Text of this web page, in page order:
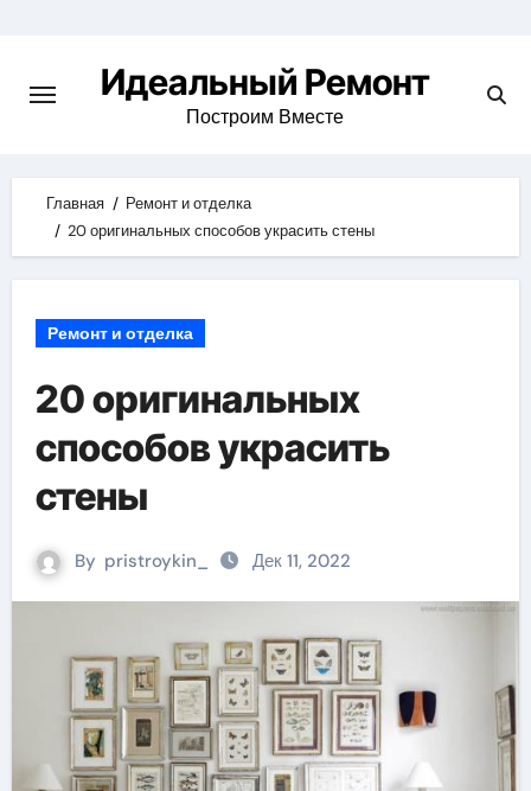
content
Идеальный Ремонт
Построим Вместе
Главная
Ремонт и отделка
20 оригинальных способов украсить стены
Ремонт и отделка
20 оригинальных
способов украсить
стены
By pristroykin_ Дек 11, 2022